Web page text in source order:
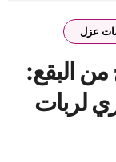
عزل
البقع:
لربات